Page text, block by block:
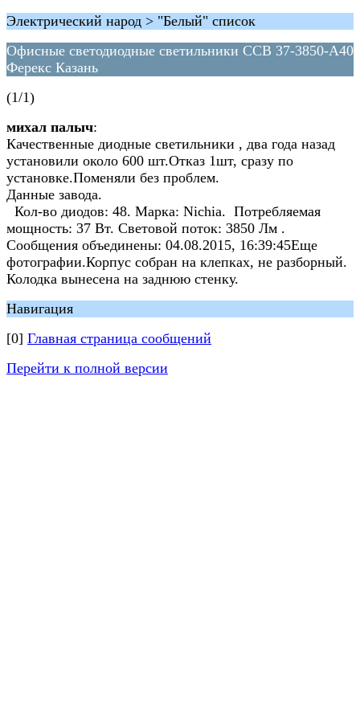
Электрический народ > "Белый" список
Офисные светодиодные светильники ССВ 37-3850-А40
Ферекс Казань
(1/1)
михал палыч:
Качественные диодные светильники , два года назад
установили около 600 шт.Отказ 1шт, сразу по
установке.Поменяли без проблем.
Данные завода.
Кол-во диодов: 48. Марка: Nichia. Потребляемая
мощность: 37 Вт. Световой поток: 3850 Лм .
Сообщения объединены: 04.08.2015, 16:39:45Еще
фотографии.Корпус собран на клепках, не разборный.
Колодка вынесена на заднюю стенку.
Навигация
[0] Главная страница сообщений
Перейти к полной версии